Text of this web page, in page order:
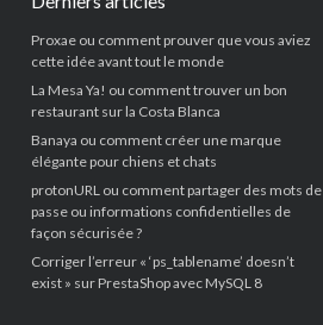
Proxae ou comment prouver que vous aviez
cette idée avant tout le monde
La Mesa Ya! ou comment trouver un bon
restaurant sur la Costa Blanca
Banaya ou comment créer une marque
élégante pour chiens et chats
protonURL ou comment partager des mots de
passe ou informations confidentielles de
façon sécurisée ?
Corriger l’erreur « ‘ps_tablename’ doesn’t
exist » sur PrestaShop avec MySQL 8